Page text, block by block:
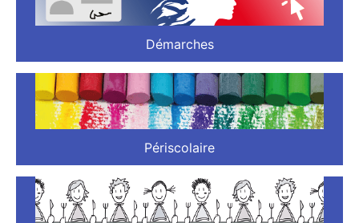
Démarches
Périscolaire